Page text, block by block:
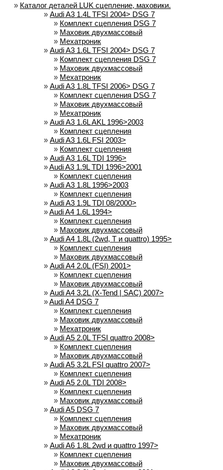
» Каталог деталей LUK сцепление, маховики.
» Audi A3 1.4L TFSI 2004> DSG 7
» Комплект сцепления DSG 7
» Маховик двухмассовый
» Мехатроник
» Audi A3 1.6L TFSI 2004> DSG 7
» Комплект сцепления DSG 7
» Маховик двухмассовый
» Мехатроник
» Audi A3 1.8L TFSI 2006> DSG 7
» Комплект сцепления DSG 7
» Маховик двухмассовый
» Мехатроник
» Audi A3 1.6L AKL 1996>2003
» Комплект сцепления
» Audi A3 1.6L FSI 2003>
» Комплект сцепления
» Audi A3 1.6L TDI 1996>
»Audi A3 1.9L TDI 1996>2001
» Комплект сцепления
» Audi A3 1.8L 1996>2003
» Комплект сцепления
» Audi A3 1.9L TDI 08/2000>
»Audi A4 1.6L 1994>
» Комплект сцепления
» Маховик двухмассовый
» Audi A4 1.8L (2wd, T и quattro) 1995>
» Комплект сцепления
» Маховик двухмассовый
» Audi A4 2.0L (FSI) 2001>
» Комплект сцепления
» Маховик двухмассовый
» Audi A4 3.2L (X-Tend | SAC) 2007>
»Audi A4 DSG 7
» Комплект сцепления
» Маховик двухмассовый
» Мехатроник
» Audi A5 2.0L TFSI quattro 2008>
» Комплект сцепления
» Маховик двухмассовый
» Audi A5 3.2L FSI quattro 2007>
» Комплект сцепления
» Audi A5 2.0L TDI 2008>
» Комплект сцепления
» Маховик двухмассовый
» Audi A5 DSG 7
» Комплект сцепления
» Маховик двухмассовый
» Мехатроник
» Audi A6 1.8L 2wd и quattro 1997>
» Комплект сцепления
» Маховик двухмассовый